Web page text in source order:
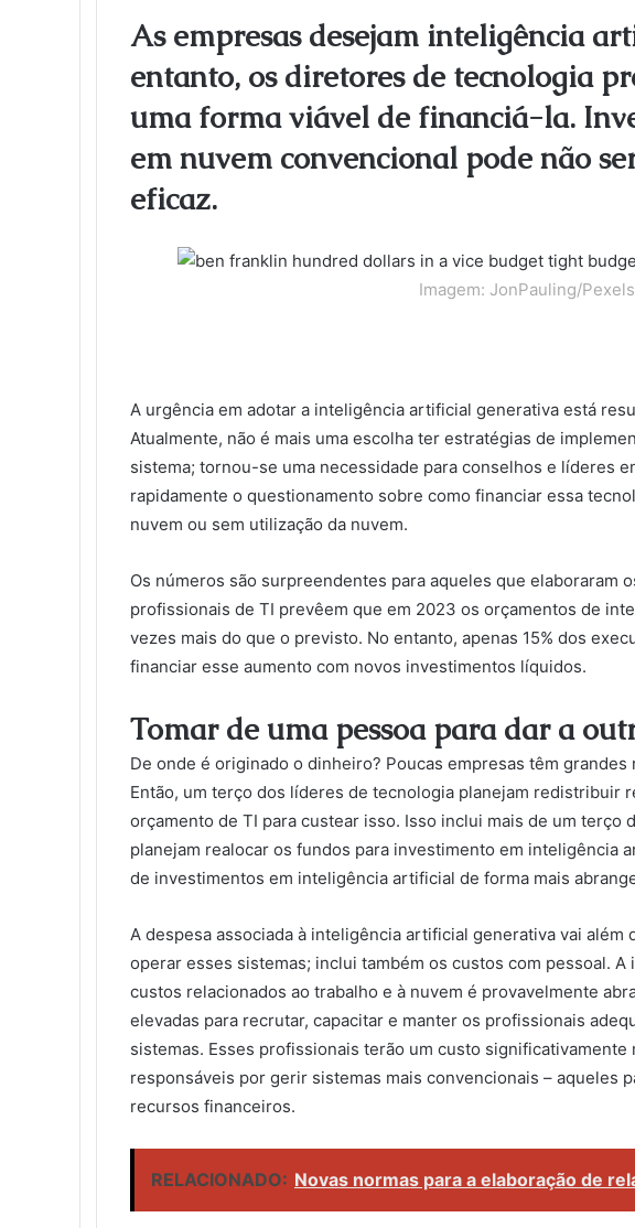
b
o
o
k
e
r
e
I
n
l
e
r
e
s
i
t
k
t
k
a
s
n
e
As empresas desejam inteligência
entanto, os diretores de tecnologia
uma forma viável de financiá-la.
em nuvem convencional pode não
eficaz.
Imagem: JonPauling/Pexels
A urgência em adotar a inteligência artificial generativa está
Atualmente, não é mais uma escolha ter estratégias de
sistema; tornou-se uma necessidade para conselhos e líderes
rapidamente o questionamento sobre como financiar essa
nuvem ou sem utilização da nuvem.
Os números são surpreendentes para aqueles que elaboraram
profissionais de TI prevêem que em 2023 os orçamentos de
vezes mais do que o previsto. No entanto, apenas 15% dos
financiar esse aumento com novos investimentos líquidos.
Tomar de uma pessoa para dar a
De onde é originado o dinheiro? Poucas empresas têm
Então, um terço dos líderes de tecnologia planejam redistribuir
orçamento de TI para custear isso. Isso inclui mais de um terço
planejam realocar os fundos para investimento em inteligência
de investimentos em inteligência artificial de forma mais
A despesa associada à inteligência artificial generativa vai além
operar esses sistemas; inclui também os custos com pessoal. A
custos relacionados ao trabalho e à nuvem é provavelmente
elevadas para recrutar, capacitar e manter os profissionais
sistemas. Esses profissionais terão um custo
responsáveis por gerir sistemas mais convencionais – aqueles
recursos financeiros.
RELACIONADO: Novas normas para a elaboração de